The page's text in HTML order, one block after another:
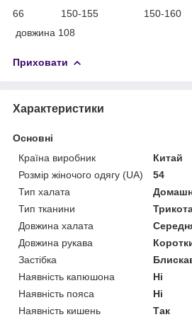
66 150-155 150-160
довжина 108
Приховати
Характеристики
Основні
Країна виробник
Китай
Розмір жіночого одягу (UA)
54
Тип халата
Тип тканини
Довжина халата
Довжина рукава
Застібка
Наявність капюшона
Ні
Наявність пояса
Ні
Наявність кишень
Так